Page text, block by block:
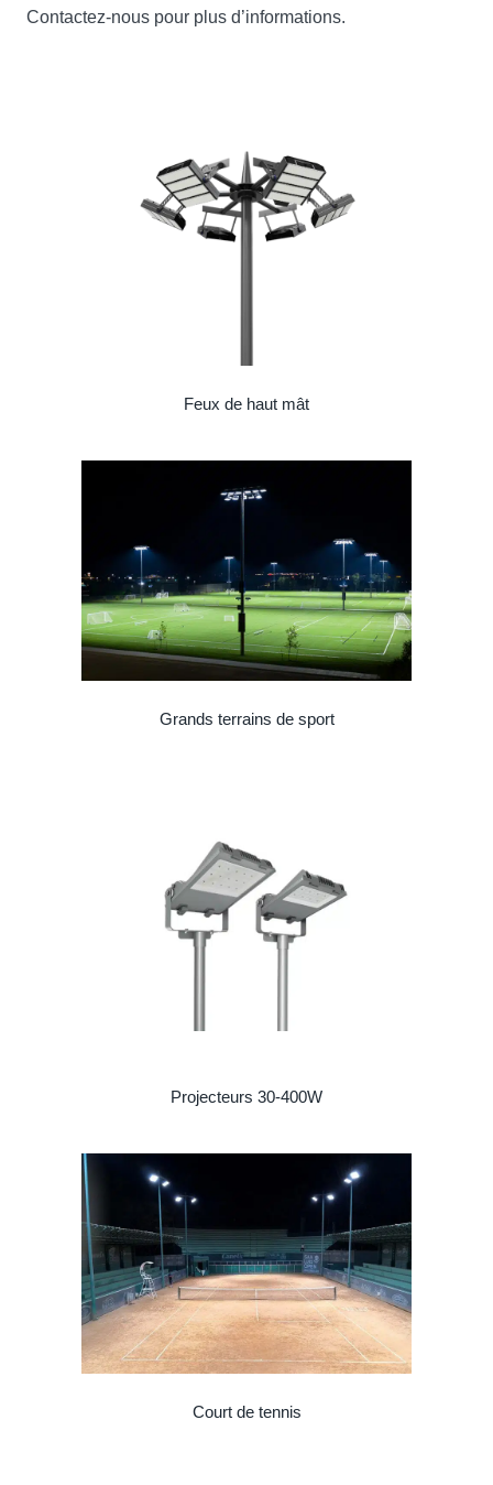
Contactez-nous pour plus d’informations.
Feux de haut mât
Grands terrains de sport
Projecteurs 30-400W
Court de tennis